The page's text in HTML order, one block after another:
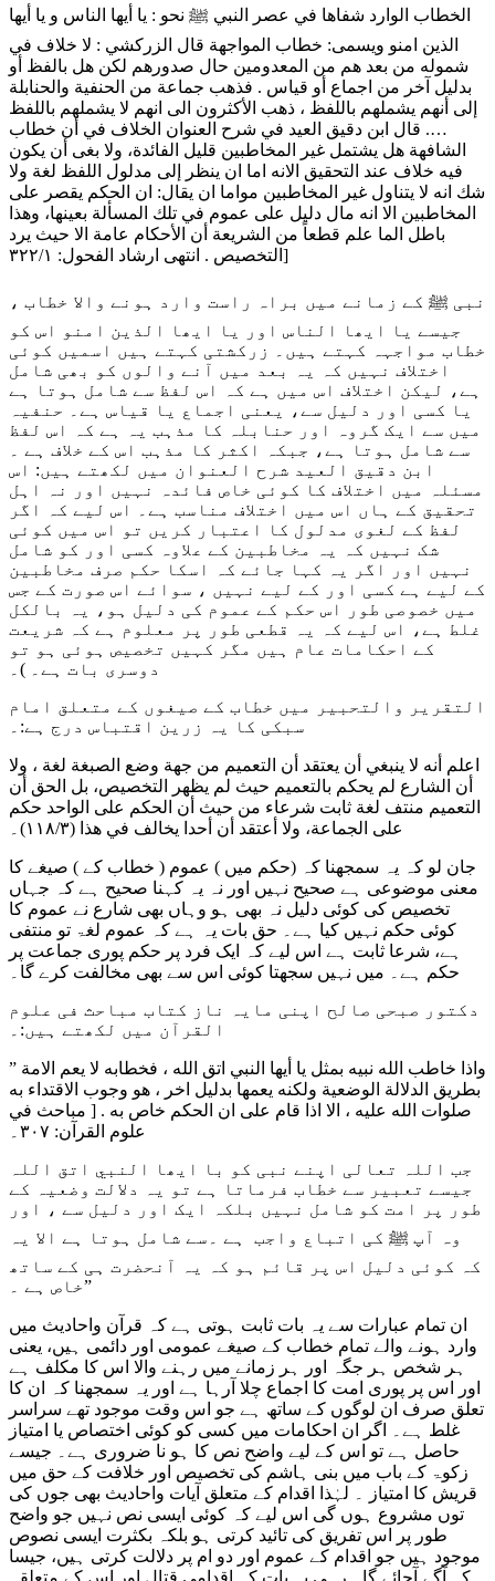
الخطاب الوارد شفاها في عصر النبي ﷺ نحو : يا أيها الناس و يا أيها
الذين امنو ويسمى: خطاب المواجهة قال الزركشي : لا خلاف في
شموله من بعد هم من المعدومين حال صدورهم لكن هل بالفظ أو
بدليل آخر من اجماع أو قياس . فذهب جماعة من الحنفية والحنابلة
إلى أنهم يشملهم باللفظ ، ذهب الأكثرون الى انهم لا يشملهم باللفظ
…. قال ابن دقيق العيد في شرح العنوان الخلاف في أن خطاب
الشافهة هل يشتمل غير المخاطبين قليل الفائدة، ولا بغى أن يكون
فيه خلاف عند التحقيق الانه اما ان ينظر إلى مدلول اللفظ لغة ولا
شك انه لا يتناول غير المخاطبين مواما ان يقال: ان الحكم يقصر على
المخاطبين الا انه مال دليل على عموم في تلك المسألة بعينها، وهذا
باطل الما علم قطعاً من الشريعة أن الأحكام عامة الا حيث يرد
التخصيص . انتهى ارشاد الفحول: ۳۲۲/۱]
نبی ﷺ کے زمانے میں براہ راست وارد ہونے والا خطاب ،
جیسے یا ایھا الناس اور یا ایھا الذین امنو اس کو
خطاب مواجہہ کہتے ہیں۔ زرکشتی کہتے ہیں اسمیں کوئی
اختلاف نہیں کہ یہ بعد میں آنے والوں کو بھی شامل
ہے، لیکن اختلاف اس میں ہے کہ اس لفظ سے شامل ہوتا ہے
یا کسی اور دلیل سے، یعنی اجماع یا قیاس ہے۔ حنفیہ
میں سے ایک گروہ اور حنابلہ کا مذہب یہ ہے کہ اس لفظ
سے شامل ہوتا ہے، جبکہ اکثر کا مذہب اس کے خلاف ہے ۔
ابن دقیق العید شرح العنوان میں لکھتے ہیں: اس
مسئلہ میں اختلاف کا کوئی خاص فائدہ نہیں اور نہ اہل
تحقیق کے ہاں اس میں اختلاف مناسب ہے۔ اس لیے کہ اگر
لفظ کے لغوی مدلول کا اعتبار کریں تو اس میں کوئی
شک نہیں کہ یہ مخاطبین کے علاوہ کسی اور کو شامل
نہیں اور اگر یہ کہا جائے کہ اسکا حکم صرف مخاطبین
کے لیے ہے کسی اور کے لیے نہیں ، سوائے اس صورت کے جس
میں خصوصی طور اس حکم کے عموم کی دلیل ہو، یہ بالکل
غلط ہے، اس لیے کہ یہ قطعی طور پر معلوم ہے کہ شریعت
کے احکامات عام ہیں مگر کہیں تخصیص ہوئی ہو تو
دوسری بات ہے۔ )۔
التقرير والتحبیر میں خطاب کے صیغوں کے متعلق امام
سبکی کا یہ زرین اقتباس درج ہے:۔
اعلم أنه لا ينبغي أن يعتقد أن التعميم من جهة وضع الصبغة لغة ، ولا
أن الشارع لم يحكم بالتعميم حيث لم يظهر التخصيص، بل الحق أن
التعميم منتف لغة ثابت شرعاء من حيث أن الحكم على الواحد حكم
على الجماعة، ولا أعتقد أن أحدا يخالف في هذا (۱۱۸/۳)۔
جان لو کہ یہ سمجھنا کہ (حکم میں ) عموم ( خطاب کے ) صیغے کا
معنی موضوعی ہے صحیح نہیں اور نہ یہ کہنا صحیح ہے کہ جہاں
تخصیص کی کوئی دلیل نہ بھی ہو وہاں بھی شارع نے عموم کا
کوئی حکم نہیں کیا ہے۔ حق بات یہ ہے کہ عموم لغۃ تو منتفی
ہے، شرعا ثابت ہے اس لیے کہ ایک فرد پر حکم پوری جماعت پر
حکم ہے۔ میں نہیں سجھتا کوئی اس سے بھی مخالفت کرے گا۔
دکتور صبحی صالح اپنی مایہ ناز کتاب مباحث فی علوم
القرآن میں لکھتے ہیں:۔
” واذا خاطب الله نبيه بمثل يا أيها النبي اتق الله ، فخطابه لا يعم الامة
بطريق الدلالة الوضعية ولكنه يعمها بدليل اخر ، هو وجوب الاقتداء به
صلوات الله عليه ، الا اذا قام على ان الحكم خاص به . [ مباحث في
علوم القرآن: ۳۰۷۔
جب اللہ تعالی اپنے نبی کو با ایھا النبي اتق اللہ
جیسے تعبیر سے خطاب فرماتا ہے تو یہ دلالت وضعیہ کے
طور پر امت کو شامل نہیں بلکہ ایک اور دلیل سے ، اور
وہ آپ ﷺ کی اتباع واجب ہے ۔سے شامل ہوتا ہے الا یہ
کہ کوئی دلیل اس پر قائم ہو کہ یہ آنحضرت ہی کے ساتھ
خاص ہے ۔”
ان تمام عبارات سے یہ بات ثابت ہوتی ہے کہ قرآن واحادیث میں
وارد ہونے والے تمام خطاب کے صیغے عمومی اور دائمی ہیں، یعنی
ہر شخص ہر جگہ اور ہر زمانے میں رہنے والا اس کا مکلف ہے
اور اس پر پوری امت کا اجماع چلا آرہا ہے اور یہ سمجھنا کہ ان کا
تعلق صرف ان لوگوں کے ساتھ ہے جو اس وقت موجود تھے سراسر
غلط ہے۔ اگر ان احکامات میں کسی کو کوئی اختصاص یا امتیاز
حاصل ہے تو اس کے لیے واضح نص کا ہو نا ضروری ہے۔ جیسے
زکوۃ کے باب میں بنی ہاشم کی تخصیص اور خلافت کے حق میں
قریش کا امتیاز ۔ لہٰذا اقدام کے متعلق آیات واحادیث بھی جوں کی
توں مشروع ہوں گی اس لیے کہ کوئی ایسی نص نہیں جو واضح
طور پر اس تفریق کی تائید کرتی ہو بلکہ بکثرت ایسی نصوص
موجود ہیں جو اقدام کے عموم اور دو ام پر دلالت کرتی ہیں، جیسا
کہ آگے آجائے گا۔ رہی یہ بات کہ اقدامی قتال اور اس کے متعلقہ